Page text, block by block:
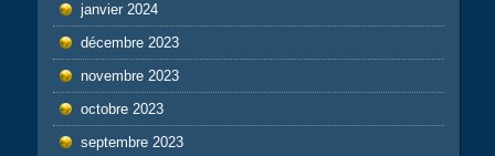
janvier 2024
décembre 2023
novembre 2023
octobre 2023
septembre 2023